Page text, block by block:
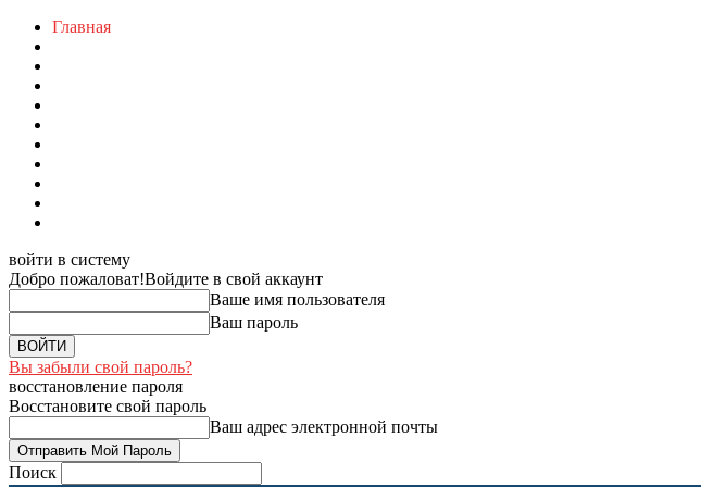
Главная
войти в систему
Добро пожаловат!Войдите в свой аккаунт
Ваше имя пользователя
Ваш пароль
Вы забыли свой пароль?
восстановление пароля
Восстановите свой пароль
Ваш адрес электронной почты
Поиск